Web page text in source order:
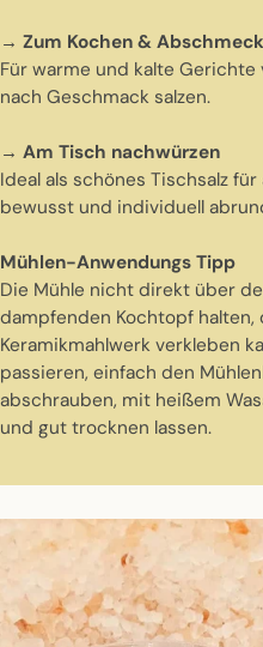
→ Zum Kochen &
Für warme und kalte
nach Geschmack salzen.
→ Am Tisch nachwürzen
Ideal als schönes Tischsalz für
bewusst und individuell
Mühlen-Anwendungs Tipp
Die Mühle nicht direkt über
dampfenden Kochtopf halten,
Keramikmahlwerk verkleben
passieren, einfach den
abschrauben, mit heißem
und gut trocknen lassen.